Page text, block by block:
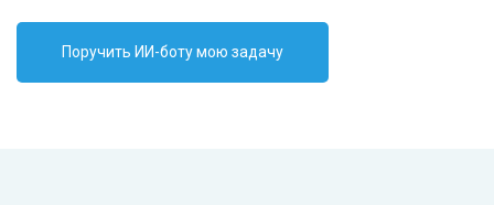
Поручить ИИ-боту мою задачу